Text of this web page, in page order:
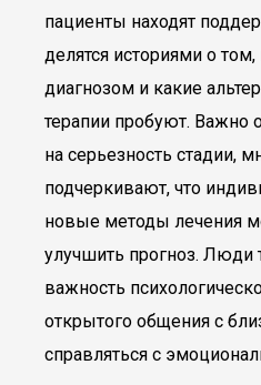
пациенты находят
делятся историями о
диагнозом и какие
терапии пробуют. Важно
на серьезность стадии,
подчеркивают, что
новые методы лечения
улучшить прогноз. Люди
важность
открытого общения с
справляться с